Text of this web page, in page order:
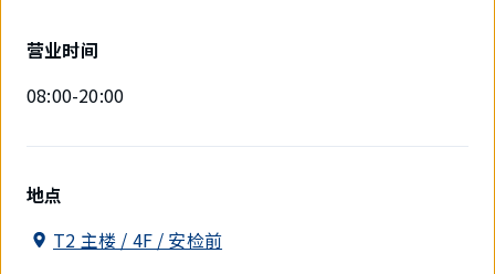
件。
营业时间
08:00-20:00
地点
T2 主楼 / 4F / 安检前